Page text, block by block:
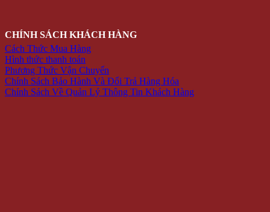
CHÍNH SÁCH KHÁCH HÀNG
Cách Thức Mua Hàng
Hình thức thanh toán
Phương Thức Vận Chuyển
Chính Sách Bảo Hành Và Đổi Trả Hàng Hóa
Chính Sách Về Quản Lý Thông Tin Khách Hàng